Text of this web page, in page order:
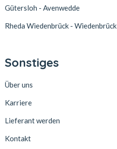
Gütersloh - Avenwedde
Rheda Wiedenbrück - Wiedenbrück
Sonstiges
Über uns
Karriere
Lieferant werden
Kontakt